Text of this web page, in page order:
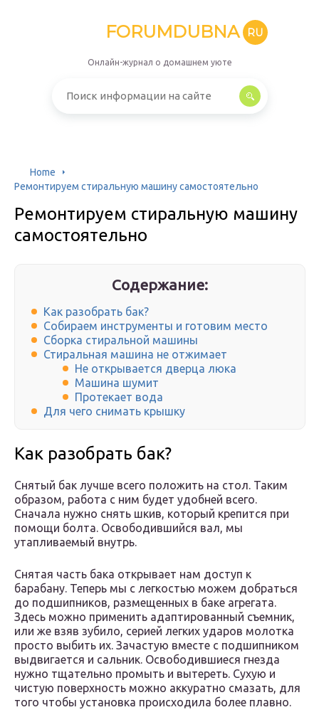
FORUMDUBNA RU
Онлайн-журнал о домашнем уюте
Home
Ремонтируем стиральную машину самостоятельно
Ремонтируем стиральную машину
самостоятельно
Содержание:
Как разобрать бак?
Собираем инструменты и готовим место
Сборка стиральной машины
Стиральная машина не отжимает
Не открывается дверца люка
Машина шумит
Протекает вода
Для чего снимать крышку
Как разобрать бак?
Снятый бак лучше всего положить на стол. Таким
образом, работа с ним будет удобней всего.
Сначала нужно снять шкив, который крепится при
помощи болта. Освободившийся вал, мы
утапливаемый внутрь.
Снятая часть бака открывает нам доступ к
барабану. Теперь мы с легкостью можем добраться
до подшипников, размещенных в баке агрегата.
Здесь можно применить адаптированный съемник,
или же взяв зубило, серией легких ударов молотка
просто выбить их. Зачастую вместе с подшипником
выдвигается и сальник. Освободившиеся гнезда
нужно тщательно промыть и вытереть. Сухую и
чистую поверхность можно аккуратно смазать, для
того чтобы установка происходила более плавно.